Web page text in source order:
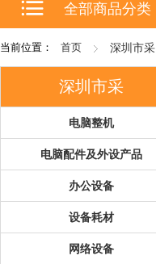
全部商品分类
当前位置： 首页 深圳市采
深圳市采
电脑整机
电脑配件及外设产品
办公设备
设备耗材
网络设备